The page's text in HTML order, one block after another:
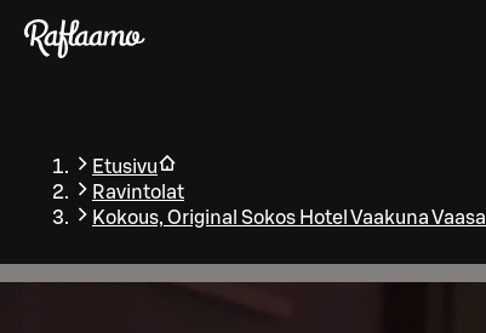
Siirry pääsisältöön
Etusivu
Ravintolat
Kokous, Original Sokos Hotel Vaakuna Vaasa